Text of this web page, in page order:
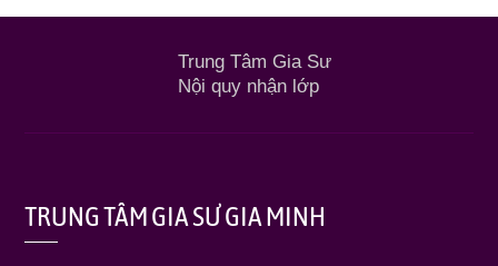
Trung Tâm Gia Sư
Nội quy nhận lớp
TRUNG TÂM GIA SƯ GIA MINH